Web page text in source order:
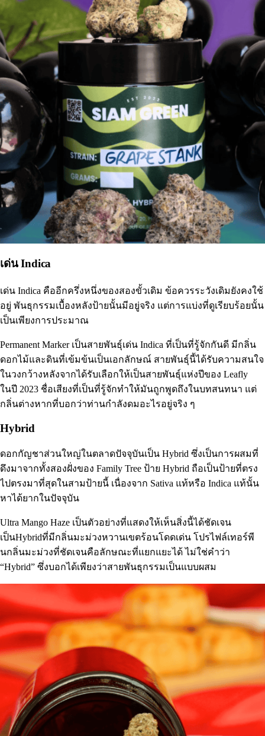
เด่น Indica
เด่น Indica คืออีกครึ่งหนึ่งของสองขั้วเดิม ข้อควรระวังเดิมยังคงใช้
อยู่ พันธุกรรมเบื้องหลังป้ายนั้นมีอยู่จริง แต่การแบ่งที่ดูเรียบร้อยนั้น
เป็นเพียงการประมาณ
Permanent Marker เป็นสายพันธุ์เด่น Indica ที่เป็นที่รู้จักกันดี มีกลิ่น
ดอกไม้และดินที่เข้มข้นเป็นเอกลักษณ์ สายพันธุ์นี้ได้รับความสนใจ
ในวงกว้างหลังจากได้รับเลือกให้เป็นสายพันธุ์แห่งปีของ Leafly
ในปี 2023 ชื่อเสียงที่เป็นที่รู้จักทำให้มันถูกพูดถึงในบทสนทนา แต่
กลิ่นต่างหากที่บอกว่าท่านกำลังดมอะไรอยู่จริง ๆ
Hybrid
ดอกกัญชาส่วนใหญ่ในตลาดปัจจุบันเป็น Hybrid ซึ่งเป็นการผสมที่
ดึงมาจากทั้งสองฝั่งของ Family Tree ป้าย Hybrid ถือเป็นป้ายที่ตรง
ไปตรงมาที่สุดในสามป้ายนี้ เนื่องจาก Sativa แท้หรือ Indica แท้นั้น
หาได้ยากในปัจจุบัน
Ultra Mango Haze เป็นตัวอย่างที่แสดงให้เห็นสิ่งนี้ได้ชัดเจน
เป็นHybridที่มีกลิ่นมะม่วงหวานเขตร้อนโดดเด่น โปรไฟล์เทอร์พี
นกลิ่นมะม่วงที่ชัดเจนคือลักษณะที่แยกแยะได้ ไม่ใช่คำว่า
“Hybrid” ซึ่งบอกได้เพียงว่าสายพันธุกรรมเป็นแบบผสม